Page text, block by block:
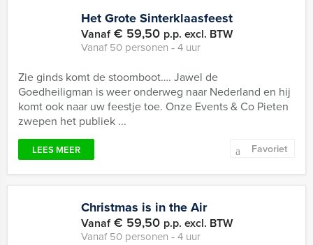
Het Grote Sinterklaasfeest
Vanaf€ 59,50 p.p. excl. BTW
Vanaf 50 personen ‐ 4 uur
Zie ginds komt de stoomboot…. Jawel de
Goedheiligman is weer onderweg naar Nederland en hij
komt ook naar uw feestje toe. Onze Events & Co Pieten
zwepen het publiek ...
LEES MEER Favoriet
Christmas is in the Air
Vanaf€ 59,50 p.p. excl. BTW
Vanaf 50 personen ‐ 4 uur